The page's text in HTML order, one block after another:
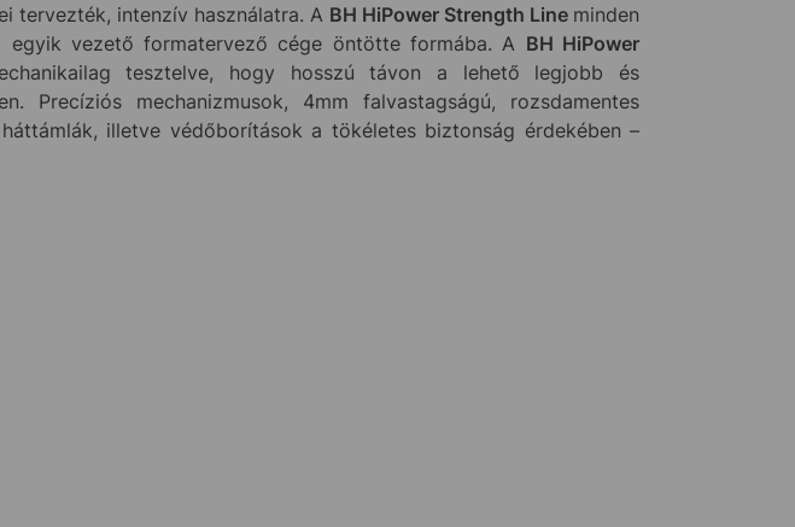
tervezték, intenzív használatra. A BH HiPower Strength Line minden
egyik vezető formatervező cége öntötte formába. A BH HiPower
tesztelve, hogy hosszú távon a lehető legjobb és
Precíziós mechanizmusok, 4mm falvastagságú, rozsdamentes
illetve védőborítások a tökéletes biztonság érdekében –